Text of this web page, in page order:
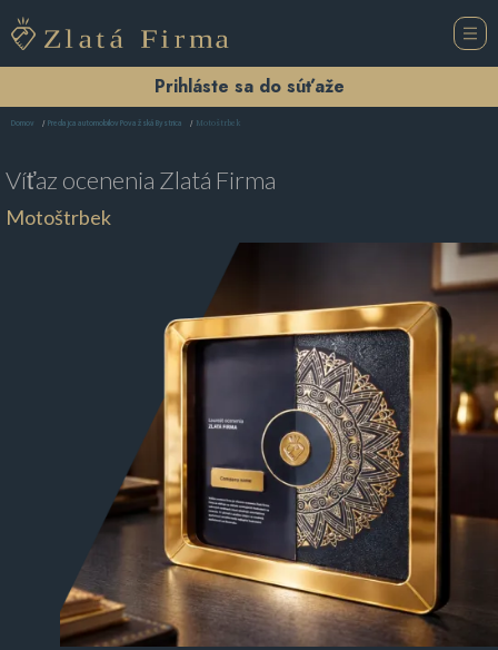
Prihláste sa do súťaže
Domov Predajca automobilov Považská Bystrica Motoštrbek
Víťaz ocenenia Zlatá Firma
Motoštrbek